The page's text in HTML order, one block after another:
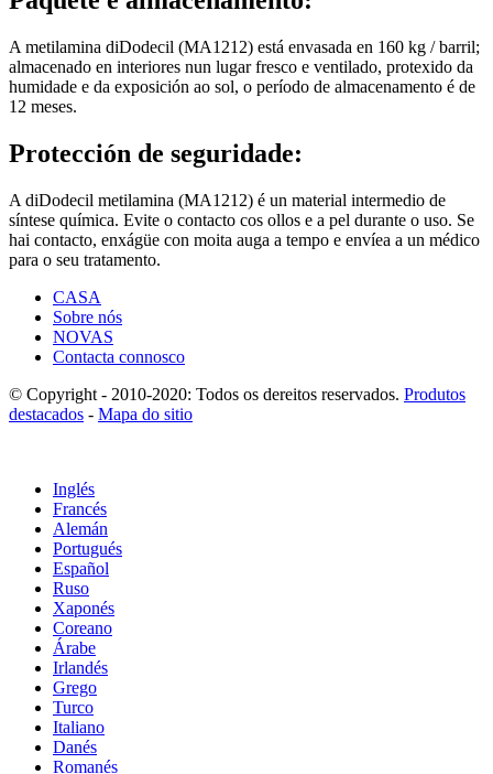
A metilamina diDodecil (MA1212) está envasada en 160 kg / barril;
almacenado en interiores nun lugar fresco e ventilado, protexido da
humidade e da exposición ao sol, o período de almacenamento é de
12 meses.
Protección de seguridade:
A diDodecil metilamina (MA1212) é un material intermedio de
síntese química. Evite o contacto cos ollos e a pel durante o uso. Se
hai contacto, enxágüe con moita auga a tempo e envíea a un médico
para o seu tratamento.
CASA
Sobre nós
NOVAS
Contacta connosco
© Copyright - 2010-2020: Todos os dereitos reservados. Produtos
destacados - Mapa do sitio
Inglés
Francés
Alemán
Portugués
Español
Ruso
Xaponés
Coreano
Árabe
Irlandés
Grego
Turco
Italiano
Danés
Romanés